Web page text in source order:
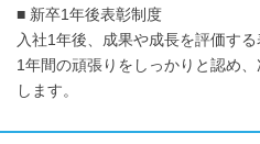
■ 新卒1年後表彰制度
入社1年後、成果や成長を評価する
1年間の頑張りをしっかりと認め
します。